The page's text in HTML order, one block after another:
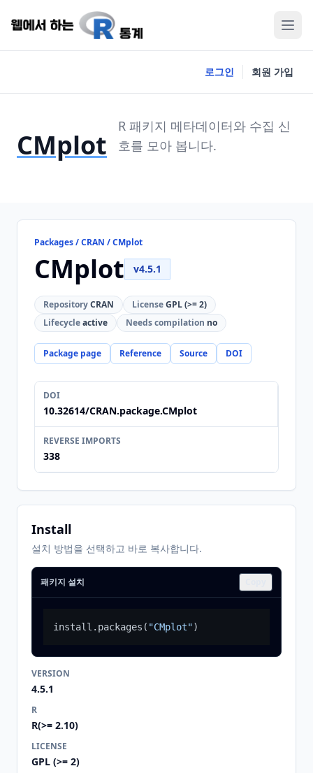
로그인 회원 가입
CMplot
R 패키지 메타데이터와 수집 신
호를 모아 봅니다.
Packages / CRAN / CMplot
CMplot v4.5.1
RepositoryCRAN LicenseGPL (>= 2)
Lifecycleactive Needs compilation no
Package page Reference Source DOI
DOI
10.32614/CRAN.package.CMplot
REVERSE IMPORTS
338
Install
설치 방법을 선택하고 바로 복사합니다.
패키지 설치
install.packages ( "CMplot")
VERSION
4.5.1
R
R(>= 2.10)
LICENSE
GPL (>= 2)